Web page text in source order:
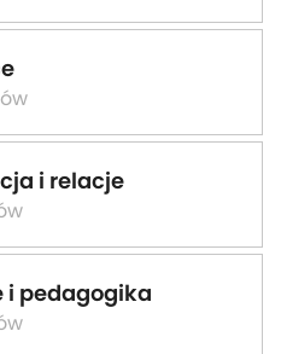
i relacje
i pedagogika